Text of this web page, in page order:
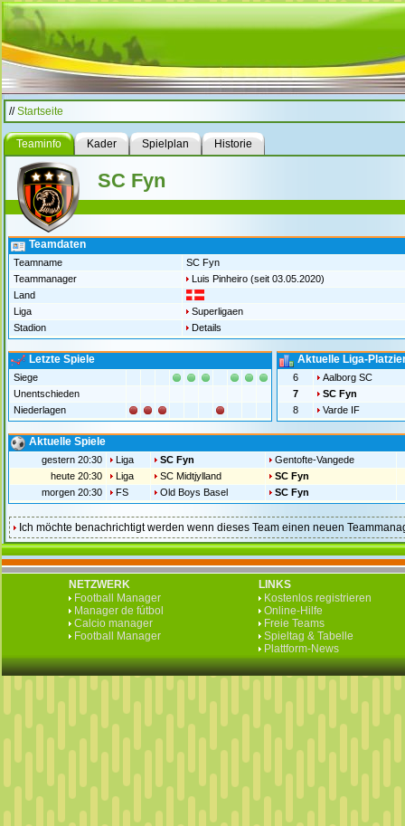
//Startseite
Teaminfo Kader Spielplan Historie
SC Fyn
Teamdaten
Teamname
SC Fyn
Teammanager
Luis Pinheiro (seit 03.05.2020)
Land
Liga
Superligaen
Stadion
Details
Letzte Spiele
Siege
Unentschieden
Niederlagen
Aktuelle Liga-
6
Aalborg SC
7
SC Fyn
8
Varde IF
Aktuelle Spiele
gestern 20:30 Liga SC Fyn
Gentofte-Vangede
heute 20:30
Liga SC Midtjylland
SC Fyn
morgen 20:30
FS Old Boys Basel SC Fyn
Ich möchte benachrichtigt werden wenn dieses Team einen neuen
NETZWERK
Football Manager
Manager de fútbol
Calcio manager
Football Manager
LINKS
Kostenlos registrieren
Online-Hilfe
Freie Teams
Spieltag & Tabelle
Plattform-News